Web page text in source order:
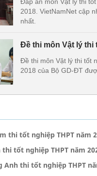
2018. VietNamNet cập
nhất.
Đề thi môn Vật lý thi
Đề thi môn Vật lý thi tốt
2018 của Bộ GD-ĐT
thi tốt nghiệp THPT năm
tốt nghiệp THPT năm
Anh thi tốt nghiệp THPT